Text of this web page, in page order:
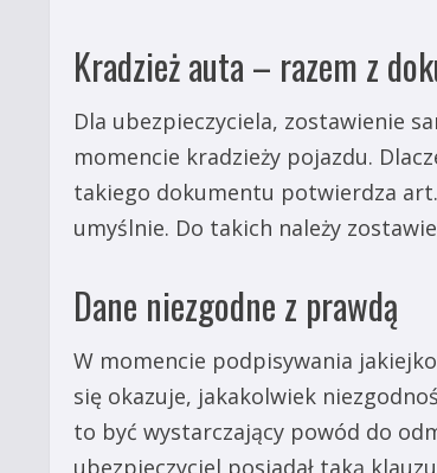
Kradzież auta – razem z
Dla ubezpieczyciela, zostawienie
momencie kradzieży pojazdu.
takiego dokumentu potwierdza art.
umyślnie. Do takich należy
Dane niezgodne z prawdą
W momencie podpisywania
się okazuje, jakakolwiek
to być wystarczający powód do
ubezpieczyciel posiadał taką